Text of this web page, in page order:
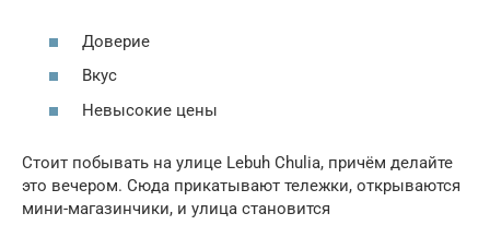
Доверие
Вкус
Невысокие цены
Стоит побывать на улице Lebuh Chulia, причём делайте
это вечером. Сюда прикатывают тележки, открываются
мини-магазинчики, и улица становится